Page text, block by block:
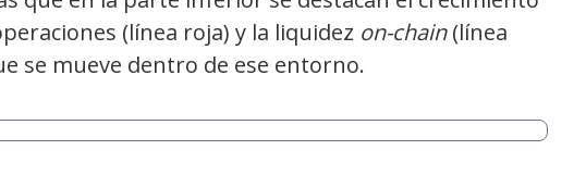
(línea roja) y la liquidez on-chain(línea
se mueve dentro de ese entorno.